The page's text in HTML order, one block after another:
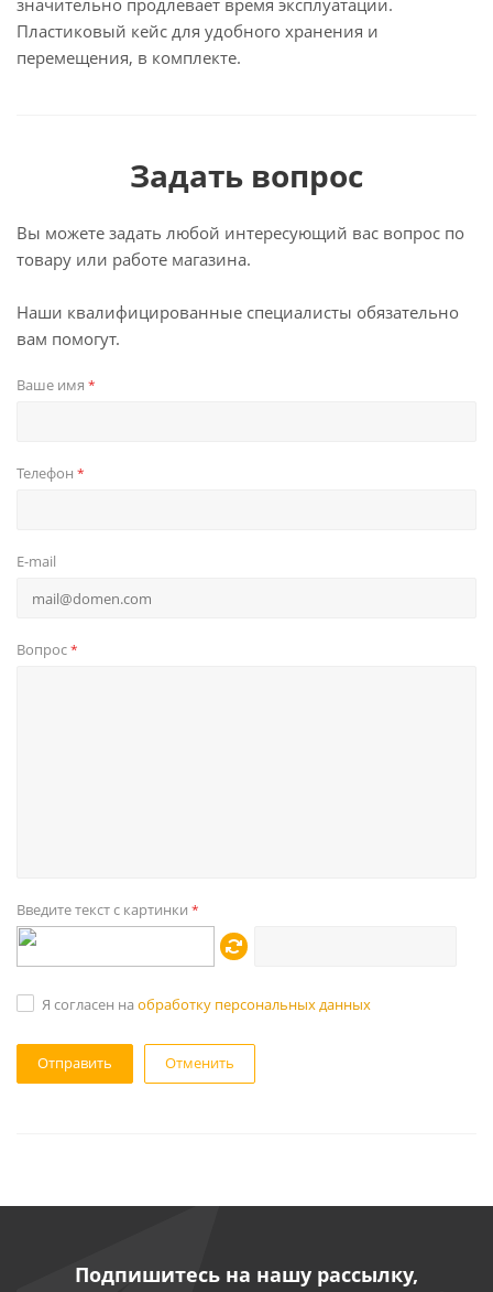
значительно продлевает время эксплуатации.
Пластиковый кейс для удобного хранения и
перемещения, в комплекте.
Задать вопрос
Вы можете задать любой интересующий вас вопрос по
товару или работе магазина.
Наши квалифицированные специалисты обязательно
вам помогут.
Ваше имя *
Телефон *
E-mail
Вопрос*
Введите текст с картинки *
Я согласен на обработку персональных данных
Отменить
Подпишитесь на нашу рассылку,